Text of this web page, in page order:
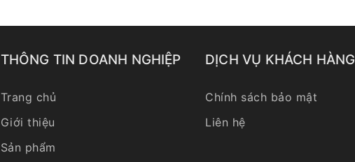
THÔNG TIN DOANH NGHIỆP
Trang chủ
Giới thiệu
Sản phẩm
DỊCH VỤ KHÁCH HÀNG
Chính sách bảo mật
Liên hệ